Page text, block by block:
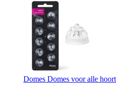
Domes Domes voor alle